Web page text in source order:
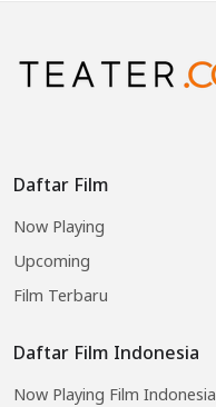
Daftar Film
Now Playing
Upcoming
Film Terbaru
Daftar Film Indonesia
Now Playing Film Indonesia